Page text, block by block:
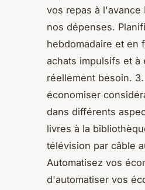
vos repas à
nos dépenses.
hebdomadaire et en
achats impulsifs et à
réellement besoin.
économiser
dans différents
livres à la
télévision par câble
Automatisez vos
d'automatiser vos